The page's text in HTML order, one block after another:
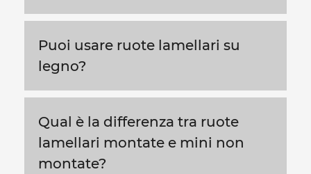
Puoi usare ruote lamellari su
legno?
Qual è la differenza tra ruote
lamellari montate e mini non
montate?